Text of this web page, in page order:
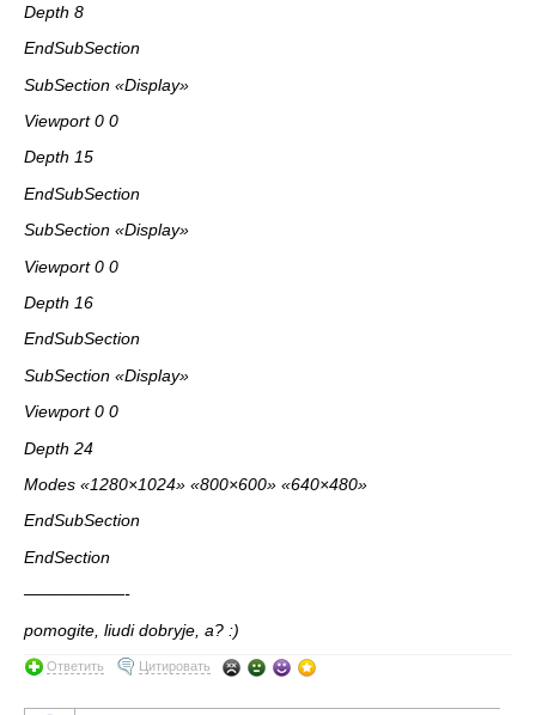
Depth 8
EndSubSection
SubSection «Display»
Viewport 0 0
Depth 15
EndSubSection
SubSection «Display»
Viewport 0 0
Depth 16
EndSubSection
SubSection «Display»
Viewport 0 0
Depth 24
Modes «1280×1024» «800×600» «640×480»
EndSubSection
EndSection
——————-
pomogite, liudi dobryje, a? :)
Ответить Цитировать